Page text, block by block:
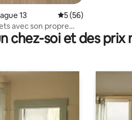
13 Note moyenne de 5
5 (56)
avec son propre
chez-soi et des prix